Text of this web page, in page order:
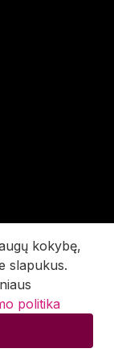
kokybę,
slapukus.
politika